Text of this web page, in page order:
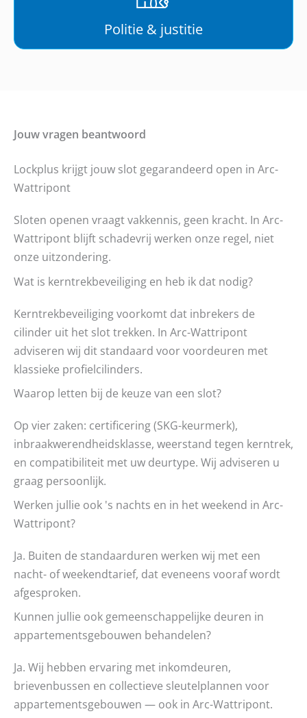
Politie & justitie
Jouw vragen beantwoord
Lockplus krijgt jouw slot gegarandeerd open in Arc-
Wattripont
Sloten openen vraagt vakkennis, geen kracht. In Arc-
Wattripont blijft schadevrij werken onze regel, niet
onze uitzondering.
Wat is kerntrekbeveiliging en heb ik dat nodig?
Kerntrekbeveiliging voorkomt dat inbrekers de
cilinder uit het slot trekken. In Arc-Wattripont
adviseren wij dit standaard voor voordeuren met
klassieke profielcilinders.
Waarop letten bij de keuze van een slot?
Op vier zaken: certificering (SKG-keurmerk),
inbraakwerendheidsklasse, weerstand tegen kerntrek,
en compatibiliteit met uw deurtype. Wij adviseren u
graag persoonlijk.
Werken jullie ook 's nachts en in het weekend in Arc-
Wattripont?
Ja. Buiten de standaarduren werken wij met een
nacht- of weekendtarief, dat eveneens vooraf wordt
afgesproken.
Kunnen jullie ook gemeenschappelijke deuren in
appartementsgebouwen behandelen?
Ja. Wij hebben ervaring met inkomdeuren,
brievenbussen en collectieve sleutelplannen voor
appartementsgebouwen — ook in Arc-Wattripont.